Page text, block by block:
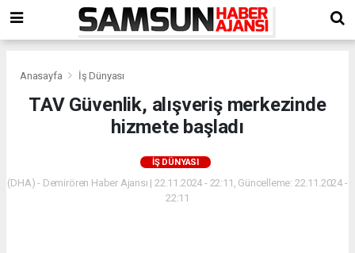
Anasayfa İş Dünyası
TAV Güvenlik, alışveriş merkezinde
hizmete başladı
İŞ DÜNYASI
(DHA) - Demirören Haber Ajansı | 22.11.2024 - 22:11, Güncelleme: 22.11.2024 -
22:11